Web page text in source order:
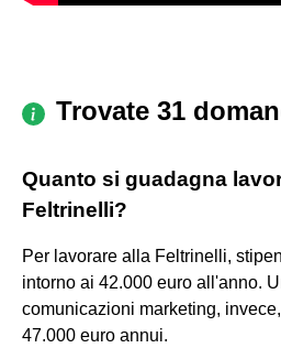
Trovate 31
Quanto si guadagna
Feltrinelli?
Per lavorare alla Feltrinelli,
intorno ai 42.000 euro all'anno.
comunicazioni marketing,
47.000 euro annui.